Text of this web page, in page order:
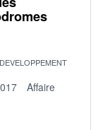
Affaire